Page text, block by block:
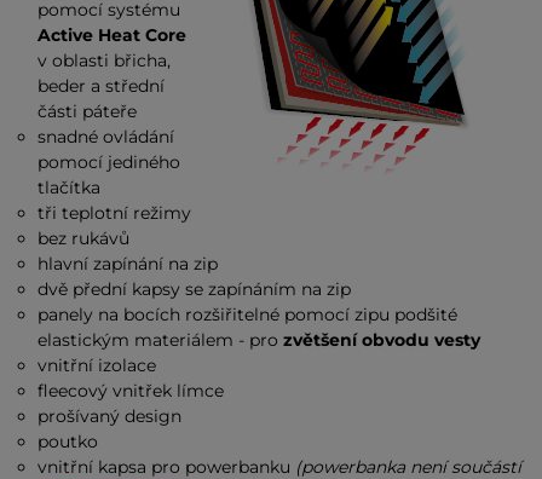
pomocí systému
Active Heat Core
v oblasti břicha,
beder a střední
části páteře
snadné ovládání
pomocí jediného
tlačítka
tři teplotní režimy
bez rukávů
hlavní zapínání na zip
dvě přední kapsy se zapínáním na zip
panely na bocích rozšiřitelné pomocí zipu podšité
elastickým materiálem - prozvětšení obvodu vesty
vnitřní izolace
fleecový vnitřek límce
prošívaný design
poutko
vnitřní kapsa pro powerbanku (powerbanka není součástí